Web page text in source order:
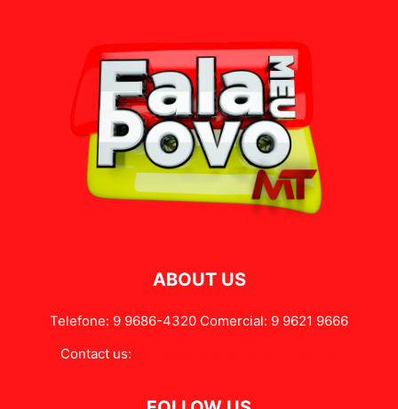
ABOUT US
Telefone: 9 9686-4320 Comercial: 9 9621 9666
Contact us: